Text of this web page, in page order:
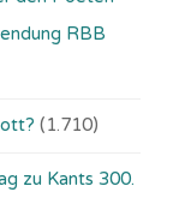
RBB
(1.710)
zu Kants 300.